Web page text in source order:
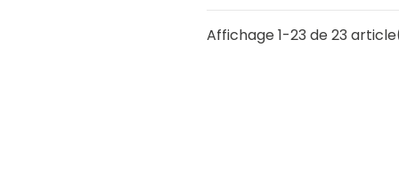
Affichage 1-23 de 23